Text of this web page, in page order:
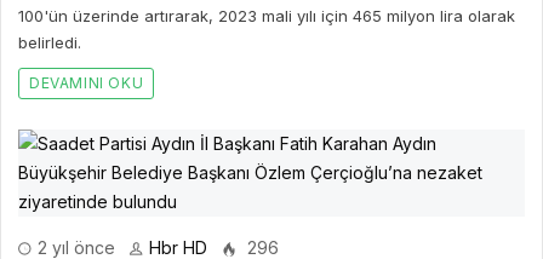
100'ün üzerinde artırarak, 2023 mali yılı için 465 milyon lira olarak
belirledi.
DEVAMINI OKU
2 yıl önce Hbr HD 296